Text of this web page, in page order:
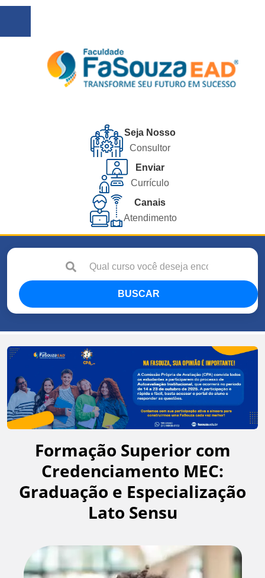
Seja Nosso
Consultor
Enviar
Currículo
Canais
Atendimento
BUSCAR
Formação Superior com
Credenciamento MEC:
Graduação e Especialização
Lato Sensu